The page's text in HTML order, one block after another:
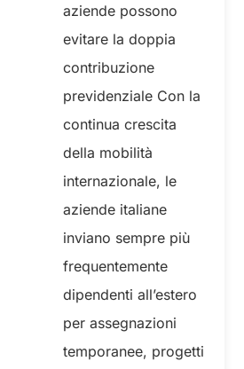
aziende possono
evitare la doppia
contribuzione
previdenziale Con la
continua crescita
della mobilità
internazionale, le
aziende italiane
inviano sempre più
frequentemente
dipendenti all’estero
per assegnazioni
temporanee, progetti